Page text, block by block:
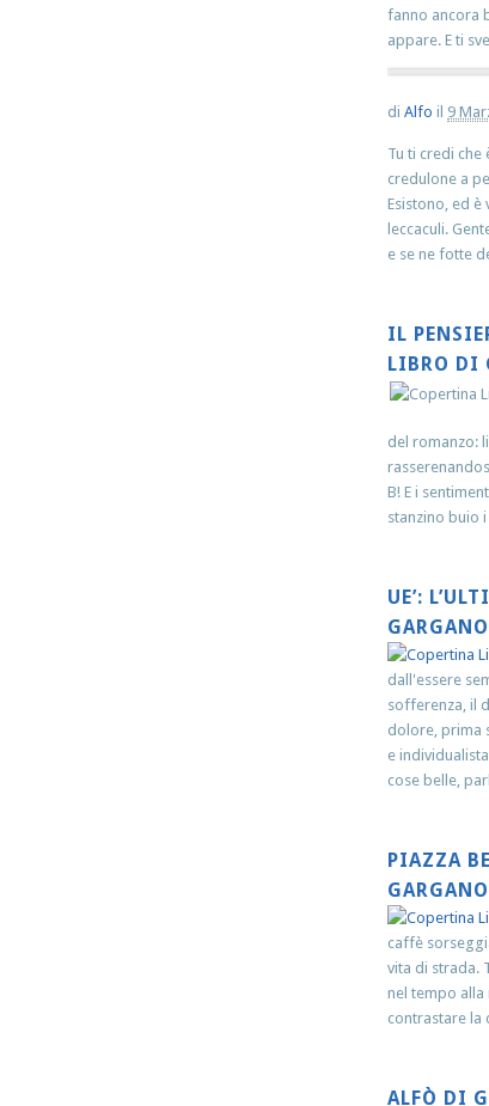
fanno ancora
appare. E ti
diAlfo il 9
Tu ti credi che
credulone a
Esistono, ed è
leccaculi.
e se ne fotte
IL
LIBRO DI
del romanzo:
B! E i
stanzino buio
UE’:
GARGANO
dall'essere
sofferenza, il
dolore, prima
e
cose belle,
PIAZZA
GARGANO
caffè
vita di strada.
nel tempo alla
contrastare la
ALFÒ DI